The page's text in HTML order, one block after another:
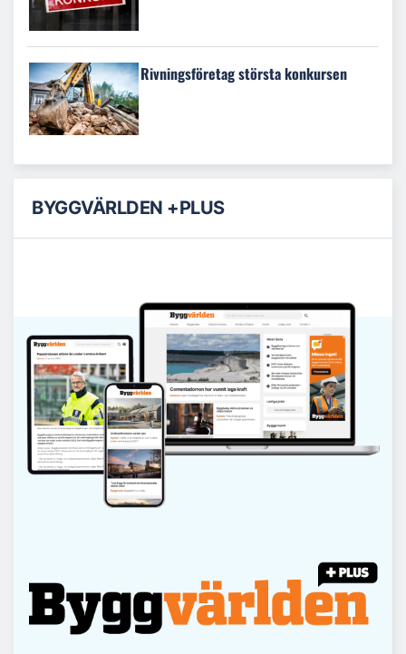
Rivningsföretag största konkursen
BYGGVÄRLDEN +PLUS